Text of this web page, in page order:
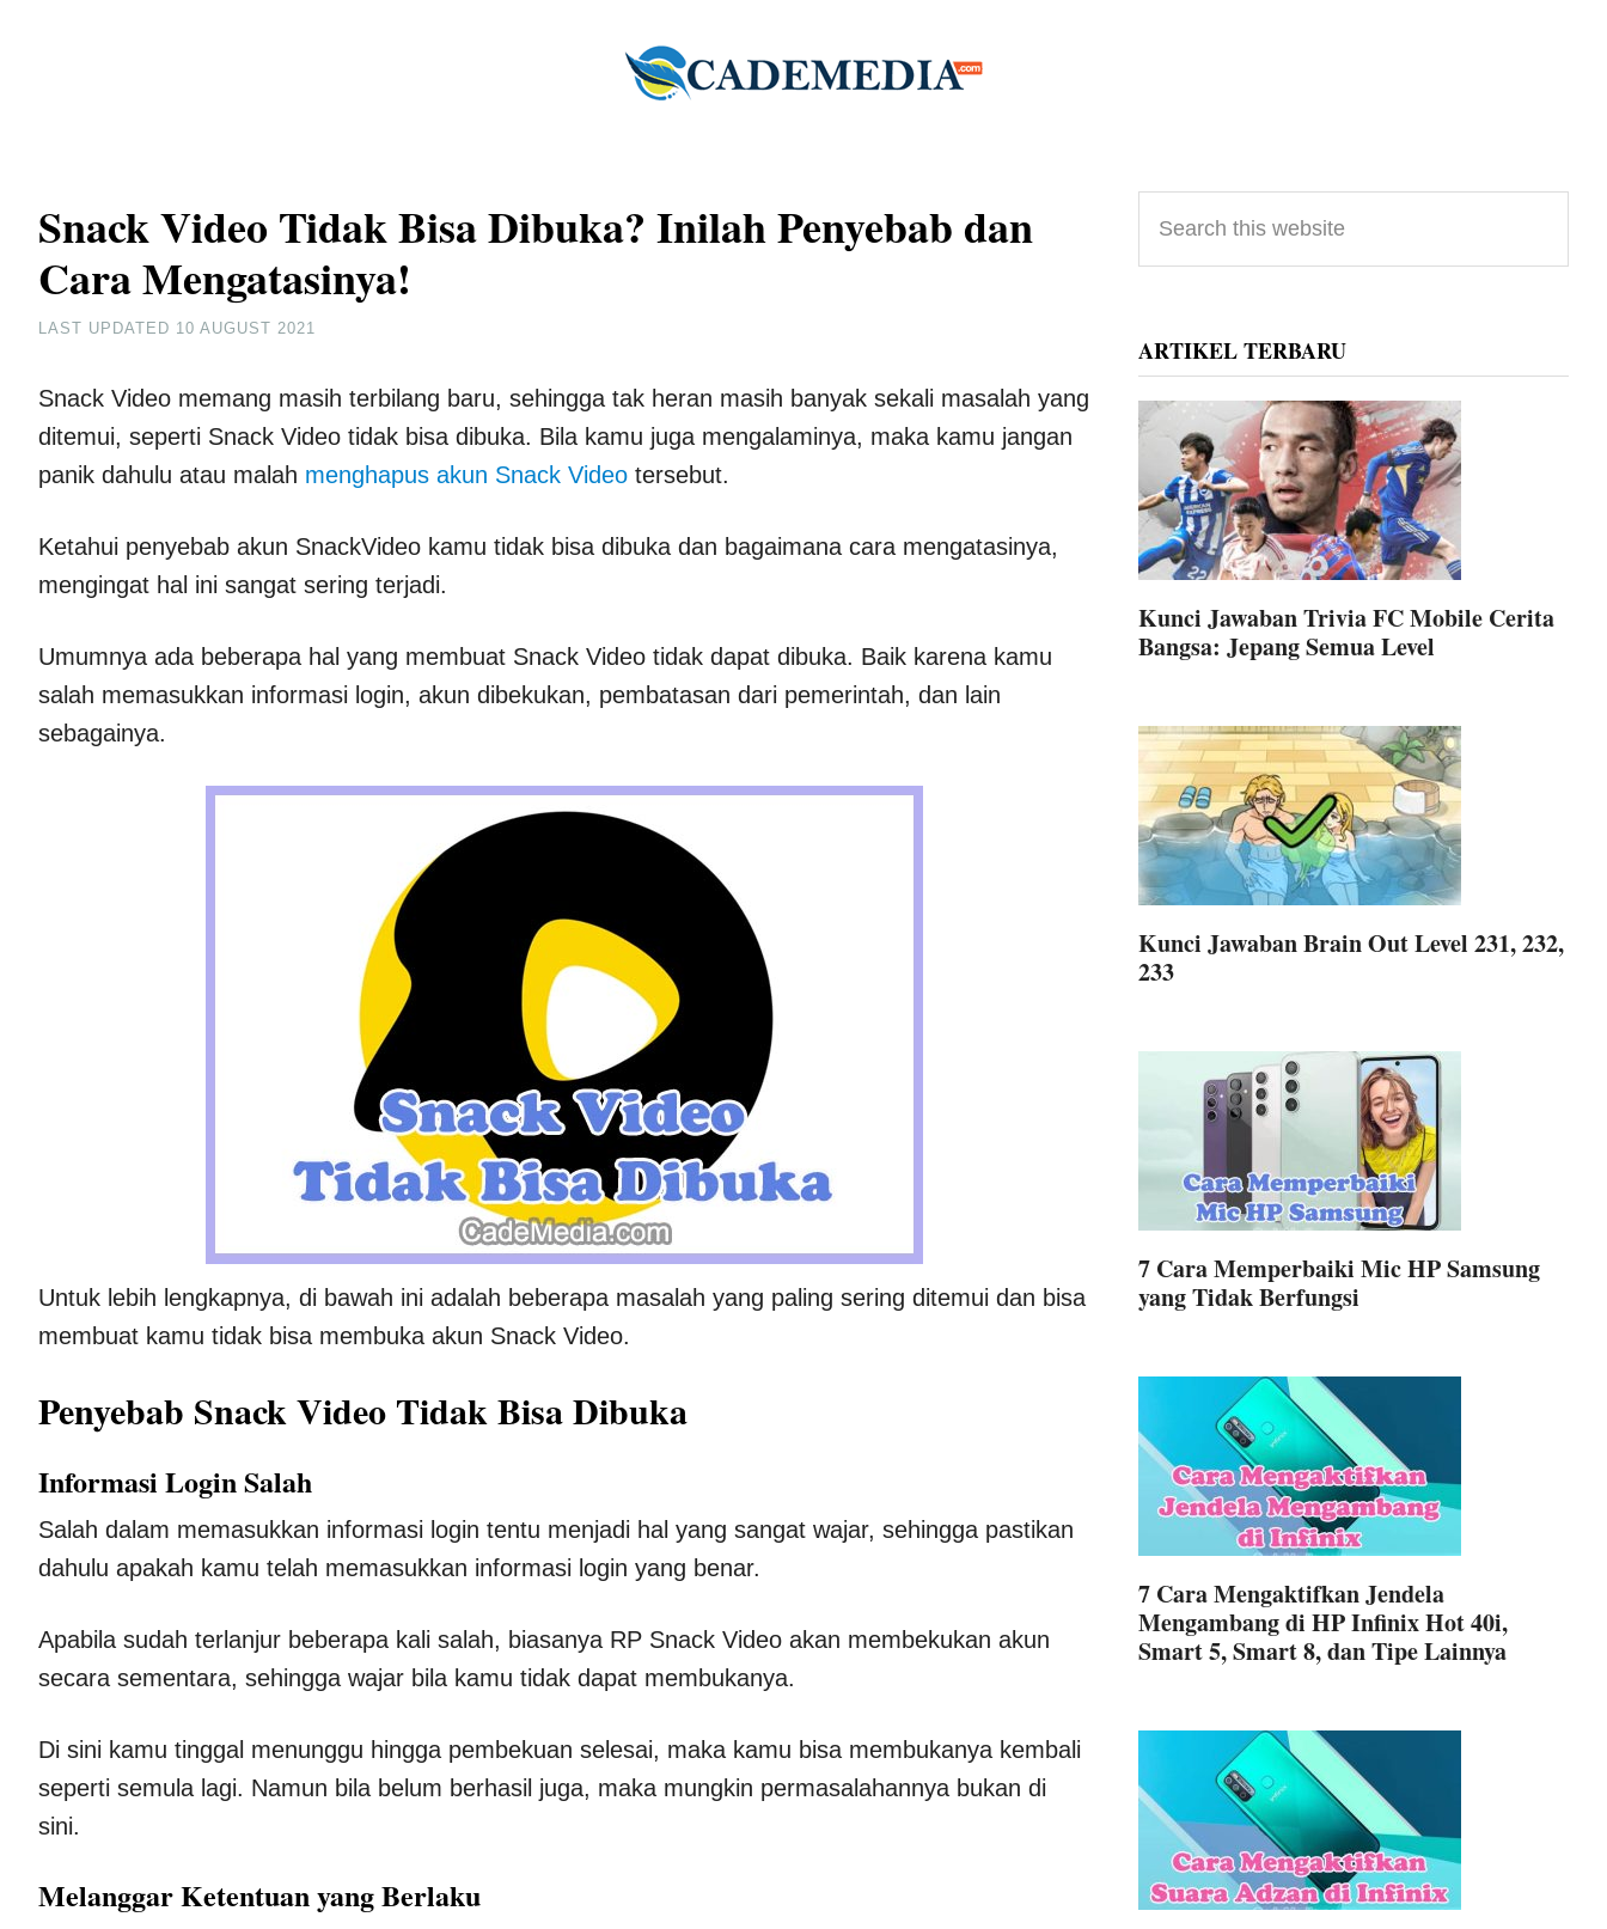
Snack Video Tidak Bisa Dibuka? Inilah Penyebab dan
Cara Mengatasinya!
LAST UPDATED 10 AUGUST 2021
Snack Video memang masih terbilang baru, sehingga tak heran masih banyak sekali masalah yang
ditemui, seperti Snack Video tidak bisa dibuka. Bila kamu juga mengalaminya, maka kamu jangan
panik dahulu atau malah menghapus akun Snack Video tersebut.
Ketahui penyebab akun SnackVideo kamu tidak bisa dibuka dan bagaimana cara mengatasinya,
mengingat hal ini sangat sering terjadi.
Umumnya ada beberapa hal yang membuat Snack Video tidak dapat dibuka. Baik karena kamu
salah memasukkan informasi login, akun dibekukan, pembatasan dari pemerintah, dan lain
sebagainya.
Untuk lebih lengkapnya, di bawah ini adalah beberapa masalah yang paling sering ditemui dan bisa
membuat kamu tidak bisa membuka akun Snack Video.
Penyebab Snack Video Tidak Bisa Dibuka
Informasi Login Salah
Salah dalam memasukkan informasi login tentu menjadi hal yang sangat wajar, sehingga pastikan
dahulu apakah kamu telah memasukkan informasi login yang benar.
Apabila sudah terlanjur beberapa kali salah, biasanya RP Snack Video akan membekukan akun
secara sementara, sehingga wajar bila kamu tidak dapat membukanya.
Di sini kamu tinggal menunggu hingga pembekuan selesai, maka kamu bisa membukanya kembali
seperti semula lagi. Namun bila belum berhasil juga, maka mungkin permasalahannya bukan di
sini.
Melanggar Ketentuan yang Berlaku
Primary
Sidebar
this
website
ARTIKEL TERBARU
Kunci Jawaban Trivia FC Mobile Cerita
Bangsa: Jepang Semua Level
Kunci Jawaban Brain Out Level 231, 232,
233
7 Cara Memperbaiki Mic HP Samsung
yang Tidak Berfungsi
7 Cara Mengaktifkan Jendela
Mengambang di HP Infinix Hot 40i,
Smart 5, Smart 8, dan Tipe Lainnya